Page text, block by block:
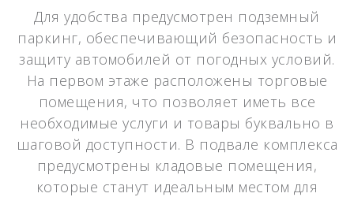
Для удобства предусмотрен подземный
паркинг, обеспечивающий безопасность и
защиту автомобилей от погодных условий.
На первом этаже расположены торговые
помещения, что позволяет иметь все
необходимые услуги и товары буквально в
шаговой доступности. В подвале комплекса
предусмотрены кладовые помещения,
которые станут идеальным местом для